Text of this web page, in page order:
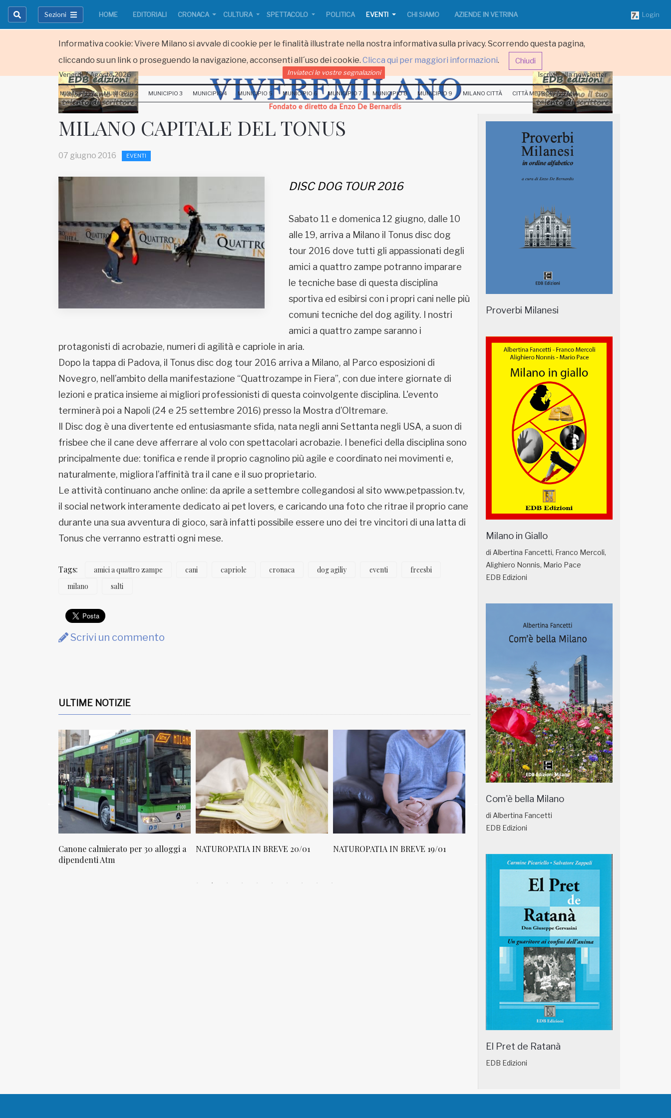
Informativa cookie: Vivere Milano si avvale di cookie per le finalità illustrate nella nostra informativa sulla privacy. Scorrendo questa pagina,
cliccando su un link o proseguendo la navigazione, acconsenti all´uso dei cookie. Clicca qui per maggiori informazioni. Chiudi
Sezioni HOME EDITORIALI CRONACA CULTURA SPETTACOLO POLITICA EVENTI CHI SIAMO AZIENDE IN VETRINA Login
Inviateci le vostre segnalazioni
Iscriviti alla newsletter
Fondato e diretto da Enzo De
EDB edizioni - Via Brivio angolo C.
Venerdi 7 Agosto 2026 Inviateci le vostre segnalazioni Iscriviti alla newsletter
MUNICIPIO 1 MUNICIPIO 2 MUNICIPIO 3 MUNICIPIO 4 MUNICIPIO 5 MUNICIPIO 6 MUNICIPIO 7 MUNICIPIO 8 MUNICIPIO 9 MILANO CITTÀ CITTÀ METROPOLITANA
MILANO CAPITALE DEL TONUS
07 giugno 2016 EVENTI
DISC DOG TOUR 2016
Sabato 11 e domenica 12 giugno, dalle 10
alle 19, arriva a Milano il Tonus disc dog
tour 2016 dove tutti gli appassionati degli
amici a quattro zampe potranno imparare
le tecniche base di questa disciplina
sportiva ed esibirsi con i propri cani nelle più
comuni tecniche del dog agility. I nostri
amici a quattro zampe saranno i
protagonisti di acrobazie, numeri di agilità e capriole in aria.
Dopo la tappa di Padova, il Tonus disc dog tour 2016 arriva a Milano, al Parco esposizioni di
Novegro, nell’ambito della manifestazione “Quattrozampe in Fiera”, con due intere giornate di
lezioni e pratica insieme ai migliori professionisti di questa coinvolgente disciplina. L'evento
terminerà poi a Napoli (24 e 25 settembre 2016) presso la Mostra d’Oltremare.
Il Disc dog è una divertente ed entusiasmante sfida, nata negli anni Settanta negli USA, a suon di
frisbee che il cane deve afferrare al volo con spettacolari acrobazie. I benefici della disciplina sono
principalmente due: tonifica e rende il proprio cagnolino più agile e coordinato nei movimenti e,
naturalmente, migliora l’affinità tra il cane e il suo proprietario.
Le attività continuano anche online: da aprile a settembre collegandosi al sito www.petpassion.tv,
il social network interamente dedicato ai pet lovers, e caricando una foto che ritrae il proprio cane
durante una sua avventura di gioco, sarà infatti possibile essere uno dei tre vincitori di una latta di
Tonus che verranno estratti ogni mese.
Tags: amici a quattro zampe cani capriole cronaca dog agiliy eventi
freesbi
milano
salti
Scrivi un commento
ULTIME NOTIZIE
Canone calmierato per 30 alloggi a
dipendenti Atm
NATUROPATIA IN BREVE 20/01 NATUROPATIA IN BREVE 19/01 NATUROPATIA IN BREVE 18/01
Proverbi Milanesi
Milano in Giallo
di Albertina Fancetti, Franco Mercoli,
Alighiero Nonnis, Mario Pace
EDB Edizioni
Com'è bella Milano
di Albertina Fancetti
EDB Edizioni
El Pret de Ratanà
EDB Edizioni